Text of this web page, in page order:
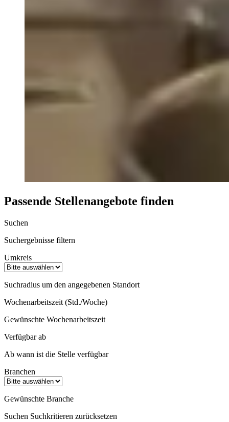
Passende Stellenangebote finden
Suchen
Suchergebnisse filtern
Umkreis
Suchradius um den angegebenen Standort
Wochenarbeitszeit (Std./Woche)
Gewünschte Wochenarbeitszeit
Verfügbar ab
Ab wann ist die Stelle verfügbar
Branchen
Gewünschte Branche
Suchen Suchkritieren zurücksetzen